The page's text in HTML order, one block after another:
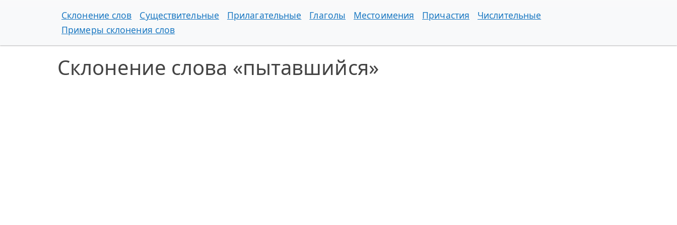
Склонение слов Существительные Прилагательные Глаголы Местоимения Причастия
Числительные
Примеры склонения слов
Склонение слова «пытавшийся»